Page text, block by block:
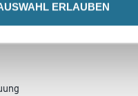
ERLAUBEN
GEFAHRENHINWEISE